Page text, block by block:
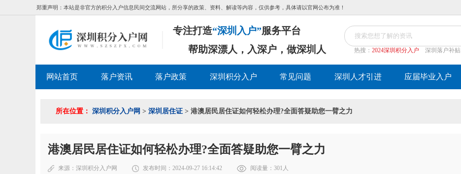
郑重声明：本站是非官方的积分入户信息民间交流网站，所分享的政策、资料、解读等内容，仅供参考，具体请以官网公布为准！
专注打造“深圳入户”服务平台
帮助深漂人，入深户，做深圳人
热搜： 2024深圳积分入户 深圳落户补贴
网站首页 落户资讯 落户政策 深圳积分入户 常见问题 深圳人才引进 应届毕业入户
所在位置： 深圳积分入户网 > 深圳居住证 > 港澳居民居住证如何轻松办理?全面答疑助您一臂之力
港澳居民居住证如何轻松办理?全面答疑助您一臂之力
来源：深圳积分入户网 发布时间：2024-09-27 16:14:42 阅读量：301 人